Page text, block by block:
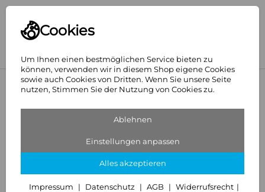
Cookies
Um Ihnen einen bestmöglichen Service bieten zu
können, verwenden wir in diesem Shop eigene Cookies
sowie auch Cookies von Dritten. Wenn Sie unsere Seite
nutzen, Stimmen Sie der Nutzung von Cookies zu.
Ablehnen
Einstellungen anpassen
Alles akzeptieren
Impressum Datenschutz AGB
Widerrufsrecht
SANIT